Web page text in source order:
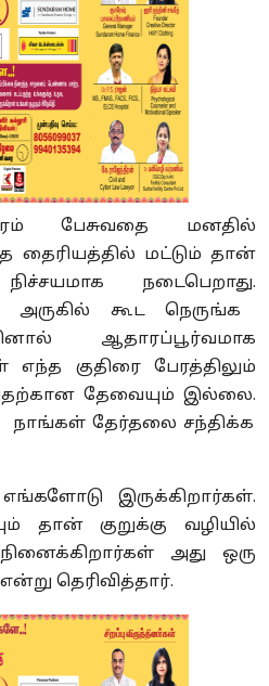
பேசுவதை மனதில்
மட்டும் தான்
நடைபெறாது.
அருகில் கூட நெருங்க
ஆதாரப்பூர்வமாக
எந்த குதிரை பேரத்திலும்
தேவையும் இல்லை.
தேர்தலை சந்திக்க
இருக்கிறார்கள்.
தான் குறுக்கு வழியில்
அது ஒரு
என்று தெரிவித்தார்.